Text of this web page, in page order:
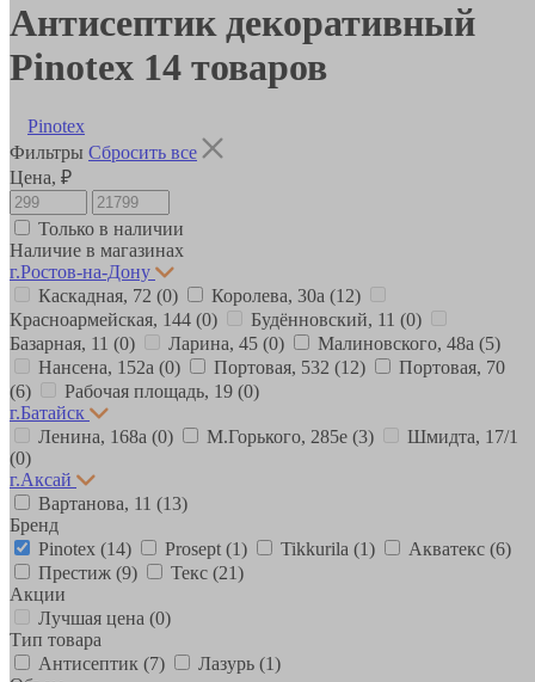
Антисептик декоративный
Pinotex 14 товаров
Pinotex
Фильтры Сбросить все
Цена, ₽
Только в наличии
Наличие в магазинах
г.Ростов-на-Дону
Каскадная, 72 (0) Королева, 30а (12)
Красноармейская, 144 (0) Будённовский, 11 (0)
Базарная, 11 (0) Ларина, 45 (0) Малиновского, 48а (5)
Нансена, 152а (0) Портовая, 532 (12)
Портовая, 70
(6)
Рабочая площадь, 19 (0)
г.Батайск
Ленина, 168а (0) М.Горького, 285е (3)
Шмидта, 17/1
(0)
г.Аксай
Вартанова, 11 (13)
Бренд
Pinotex (14) Prosept (1) Tikkurila (1) Акватекс (6)
Престиж (9) Текс (21)
Акции
Лучшая цена (0)
Тип товара
Антисептик (7) Лазурь (1)